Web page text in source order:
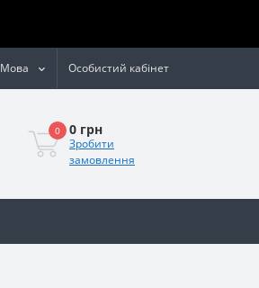
Мова Особистий кабінет
0 0 грн
Зробити
замовлення